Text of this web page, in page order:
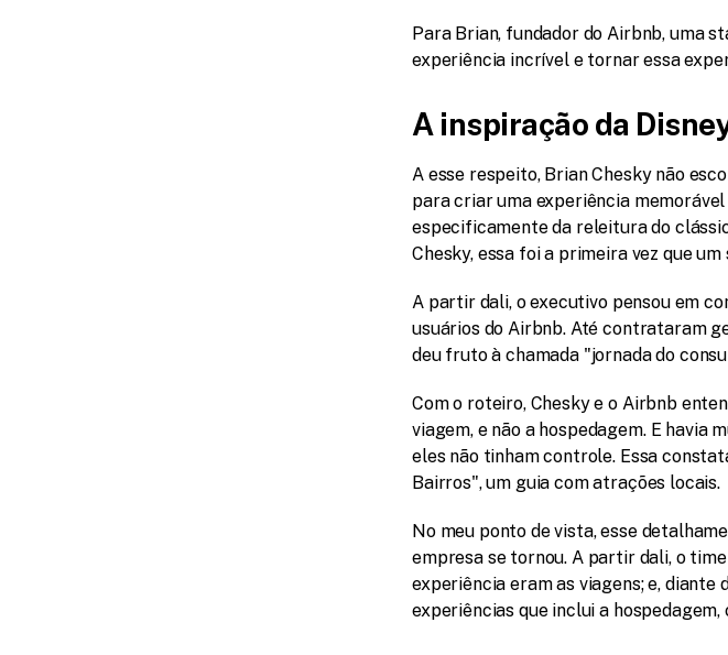
Para Brian, fundador do Airbnb, uma
experiência incrível e tornar essa
A inspiração da
A esse respeito, Brian Chesky não
para criar uma experiência
especificamente da releitura do
Chesky, essa foi a primeira vez que
A partir dali, o executivo pensou em
usuários do Airbnb. Até contrataram
deu fruto à chamada "jornada do
Com o roteiro, Chesky e o Airbnb
viagem, e não a hospedagem. E havia
eles não tinham controle. Essa
Bairros", um guia com atrações locais.
No meu ponto de vista, esse
empresa se tornou. A partir dali, o
experiência eram as viagens; e, diante
experiências que inclui a